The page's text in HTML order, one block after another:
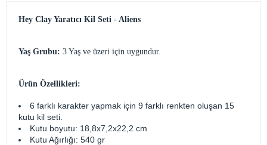
Hey Clay Yaratıcı Kil Seti - Aliens
Yaş Grubu: 3 Yaş ve üzeri için uygundur.
Ürün Özellikleri:
6 farklı karakter yapmak için 9 farklı renkten oluşan 15
kutu kil seti.
Kutu boyutu: 18,8x7,2x22,2 cm
Kutu Ağırlığı: 540 gr